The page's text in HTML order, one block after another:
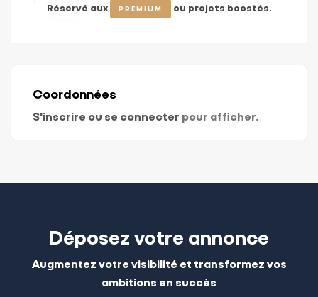
Réservé aux PREMIUM ou projets boostés.
Coordonnées
S'inscrire ou se connecter pour afficher.
Déposez votre annonce
Augmentez votre visibilité et transformez vos
ambitions en succès